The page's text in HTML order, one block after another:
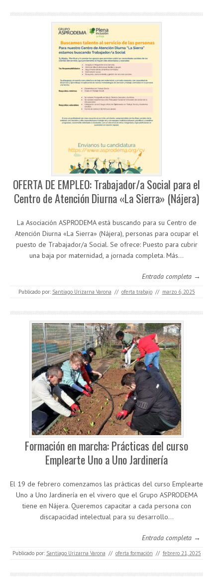
OFERTA DE EMPLEO: Trabajador/a Social para el
Centro de Atención Diurna «La Sierra» (Nájera)
La Asociación ASPRODEMA está buscando para su Centro de
Atención Diurna «La Sierra» (Nájera), personas para ocupar el
puesto de Trabajador/a Social. Se ofrece: Puesto para cubrir
una baja por maternidad, a jornada completa. Más…
Entrada completa →
Publicado por: Santiago Urizarna Varona // oferta trabajo // marzo 6, 2025
Formación en marcha: Prácticas del curso
Emplearte Uno a Uno Jardinería
El 19 de febrero comenzamos las prácticas del curso Emplearte
Uno a Uno Jardinería en el vivero que el Grupo ASPRODEMA
tiene en Nájera. Queremos capacitar a cada persona con
discapacidad intelectual para su desarrollo…
Entrada completa →
Publicado por: Santiago Urizarna Varona // oferta formación // febrero 21, 2025